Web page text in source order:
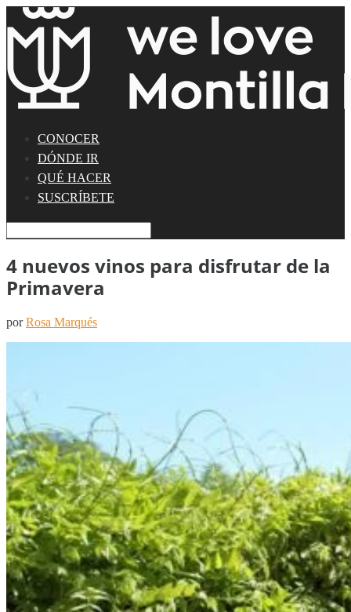
CONOCER
DÓNDE IR
QUÉ HACER
SUSCRÍBETE
4 nuevos vinos para disfrutar de la
Primavera
porRosa Marqués